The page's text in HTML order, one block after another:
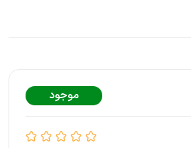
موجود